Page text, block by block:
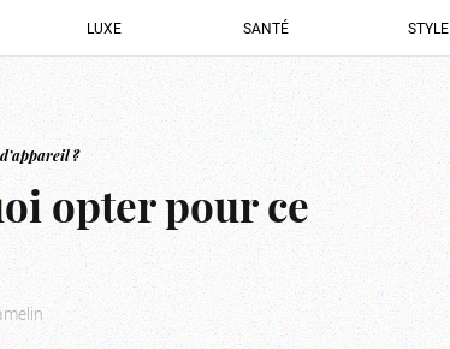
LUXE SANTÉ STYLE
?
opter pour ce